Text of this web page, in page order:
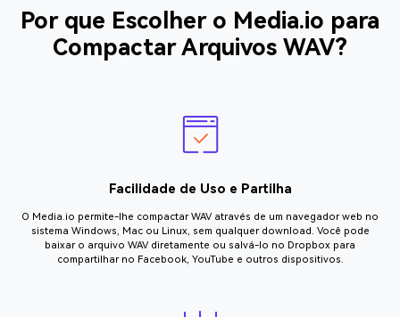
Por que Escolher o Media.io para
Compactar Arquivos WAV?
Facilidade de Uso e Partilha
O Media.io permite-lhe compactar WAV através de um navegador web no
sistema Windows, Mac ou Linux, sem qualquer download. Você pode
baixar o arquivo WAV diretamente ou salvá-lo no Dropbox para
compartilhar no Facebook, YouTube e outros dispositivos.